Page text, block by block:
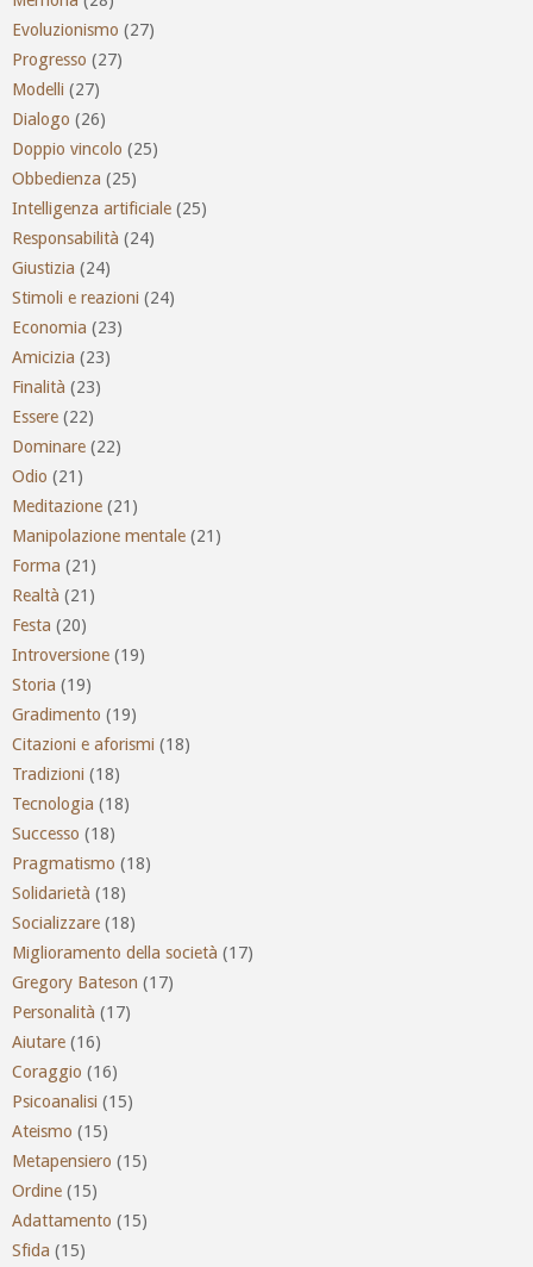
Evoluzionismo (27)
Progresso (27)
Modelli (27)
Dialogo (26)
Doppio vincolo (25)
Obbedienza (25)
Intelligenza artificiale (25)
Responsabilità (24)
Giustizia (24)
Stimoli e reazioni (24)
Economia (23)
Amicizia (23)
Finalità (23)
Essere (22)
Dominare (22)
Odio (21)
Meditazione (21)
Manipolazione mentale (21)
Forma (21)
Realtà (21)
Festa (20)
Introversione (19)
Storia (19)
Gradimento (19)
Citazioni e aforismi (18)
Tradizioni (18)
Tecnologia (18)
Successo (18)
Pragmatismo (18)
Solidarietà (18)
Socializzare (18)
Miglioramento della società (17)
Gregory Bateson (17)
Personalità (17)
Aiutare (16)
Coraggio (16)
Psicoanalisi (15)
Ateismo (15)
Metapensiero (15)
Ordine (15)
Adattamento (15)
Sfida (15)